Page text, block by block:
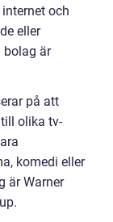
och
eller
bolag är
på att
olika tv-
komedi eller
är Warner